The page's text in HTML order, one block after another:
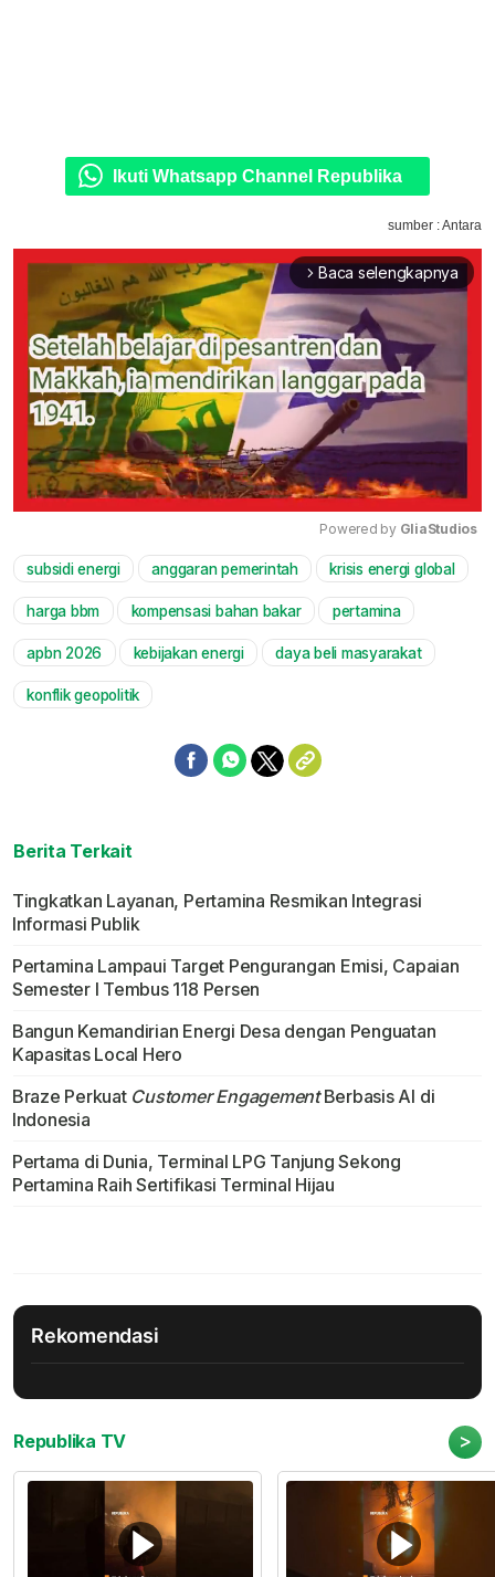
Ikuti Whatsapp Channel Republika
sumber : Antara
arrow_forward_ios Baca selengkapnya
Mute
Powered by GliaStudios
subsidi energi anggaran pemerintah krisis energi global
harga bbm kompensasi bahan bakar pertamina
apbn 2026 kebijakan energi daya beli masyarakat
konflik geopolitik
Berita Terkait
Tingkatkan Layanan, Pertamina Resmikan Integrasi
Informasi Publik
Pertamina Lampaui Target Pengurangan Emisi, Capaian
Semester I Tembus 118 Persen
Bangun Kemandirian Energi Desa dengan Penguatan
Kapasitas Local Hero
Braze Perkuat Customer EngagementBerbasis AI di
Indonesia
Pertama di Dunia, Terminal LPG Tanjung Sekong
Pertamina Raih Sertifikasi Terminal Hijau
Rekomendasi
Republika TV >